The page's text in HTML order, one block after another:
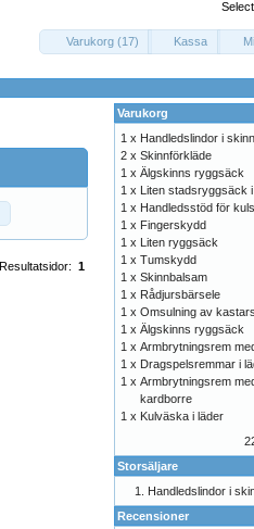
Varukorg (17) Kassa
Resultatsidor: 1
Varukorg
1 x Handledslindor i skinn
2 xSkinnförkläde
1 xÄlgskinns ryggsäck
1 x Liten stadsryggsäck
1 x Handledsstöd för
1 x Fingerskydd
1 x Liten ryggsäck
1 xTumskydd
1 xSkinnbalsam
1 x Rådjursbärsele
1 xOmsulning av
1 xÄlgskinns ryggsäck
1 xArmbrytningsrem
1 x Dragspelsremmar i
1 xArmbrytningsrem
kardborre
1 x Kulväska i läder
Storsäljare
Handledslindor i
Recensioner